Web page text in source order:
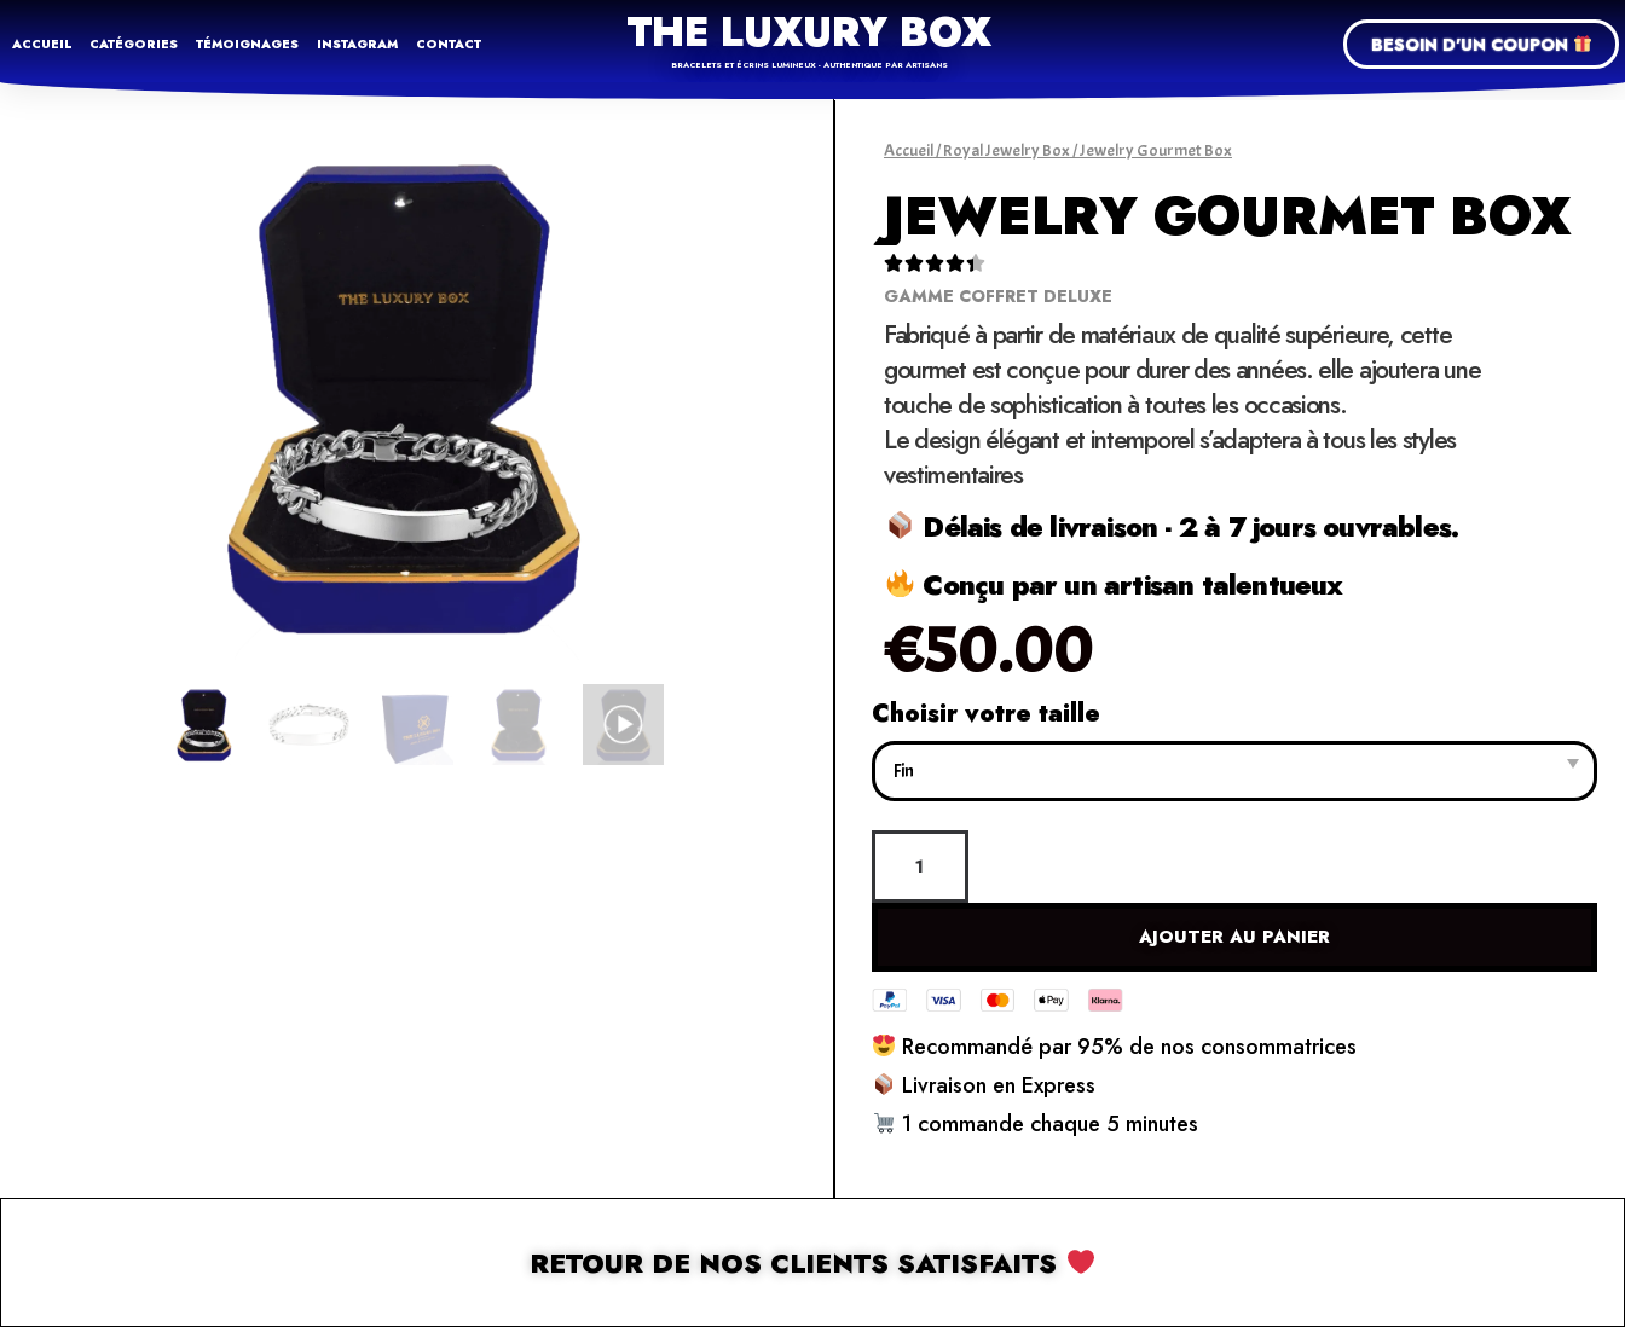
ACCUEIL CATÉGORIES TÉMOIGNAGES INSTAGRAM CONTACT THE LUXURY BOX
BRACELETS ET ÉCRINS LUMINEUX - AUTHENTIQUE PAR ARTISANS
BESOIN D'UN COUPON
Accueil/Royal Jewelry Box/ Jewelry Gourmet Box
JEWELRY GOURMET BOX

GAMME COFFRET DELUXE
Fabriqué à partir de matériaux de qualité supérieure, cette
gourmet est conçue pour durer des années. elle ajoutera une
touche de sophistication à toutes les occasions.
Le design élégant et intemporel s’adaptera à tous les styles
vestimentaires
Délais de livraison - 2 à 7 jours ouvrables.
Conçu par un artisan talentueux
€50.00
Choisir votre taille
AJOUTER AU PANIER
Recommandé par 95% de nos consommatrices
Livraison en Express
1 commande chaque 5 minutes
RETOUR DE NOS CLIENTS SATISFAITS